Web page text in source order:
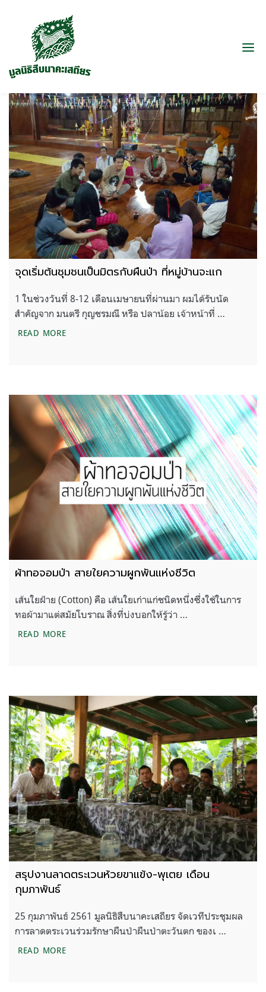
จุดเริ่มต้นชุมชนเป็นมิตรกับผืนป่า ที่หมู่บ้านจะแก
1 ในช่วงวันที่ 8-12 เดือนเมษายนที่ผ่านมา ผมได้รับนัด
สำคัญจาก มนตรี กุญชรมณี หรือ ปลาน้อย เจ้าหน้าที่ …
READ MOREจุดเริ่มต้นชุมชนเป็นมิตรกับผืนป่า ที่หมู่บ้านจะแก
ผ้าทอจอมป่า สายใยความผูกพันแห่งชีวิต
เส้นใยฝ้าย (Cotton) คือ เส้นใยเก่าแก่ชนิดหนึ่งซึ่งใช้ในการ
ทอผ้ามาแต่สมัยโบราณ สิ่งที่บ่งบอกให้รู้ว่า …
READ MOREผ้าทอจอมป่า สายใยความผูกพันแห่งชีวิต
สรุปงานลาดตระเวนห้วยขาแข้ง-พุเตย เดือน
กุมภาพันธ์
25 กุมภาพันธ์ 2561 มูลนิธิสืบนาคะเสถียร จัดเวทีประชุมผล
การลาดตระเวนร่วมรักษาผืนป่าผืนป่าตะวันตก ของเ …
READ MOREสรุปงานลาดตระเวนห้วยขาแข้ง-พุเตย เดือนกุมภาพัน